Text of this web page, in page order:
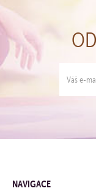
NAVIGACE